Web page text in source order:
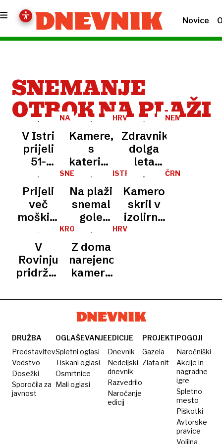
Novice
SNEMANJE
OTROK NA PLAŽI
NA
V Istri
prijeli
51-
letnega
Švicarja,
ki je na
plaži
HRVAŠKA
Kamere,
s
katerimi
snemajo
gole
otroke,
skrivajo
urah,
vžigalnikih
…
NEMČIJA
Zdravnik
dolga
leta
zlorabljal
deklice
pod
narkozo,
SNEMANJE
PLAŽI
Prijeli
več
moških:
Nad
gole
otroke s
pisali,
hladilnimi
ISTRA
Na plaži
snemal
gole
otroke,
kamero
skril v
očala
ČRNA
Kamero
skril v
izolirno
torbico
KRONIKA
V
Rovinju
pridržali
zaradi
otrok
HRVAŠKA
Z doma
narejeno
kamero
otroke
DRUŽBA
Predstavitev
Vodstvo
Dosežki
Sporočila za
javnost
OGLAŠEVANJE
Spletni oglasi
Tiskani oglasi
Osmrtnice
Mali oglasi
EDICIJE
Dnevnik
Nedeljski
dnevnik
Razvedrilo
Naročanje
edicij
PROJEKTI
Gazela
Zlata nit
POGOJI
Naročniški
Akcije in
nagradne
igre
Spletno
mesto
Piškotki
Avtorske
pravice
Volilna